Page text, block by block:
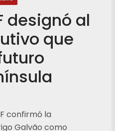
designó al
que
confirmó la
Galvão como